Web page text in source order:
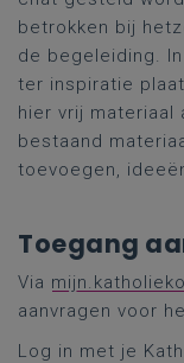
betrokken bij
de begeleiding.
ter inspiratie
hier vrij materiaal
bestaand
toevoegen,
Toegang
Via
aanvragen voor
Log in met je